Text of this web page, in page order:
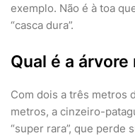
exemplo. Não é à toa
“casca dura”.
Qual é a
Com dois a três metros
metros, a cinzeiro-
“super rara”, que perde